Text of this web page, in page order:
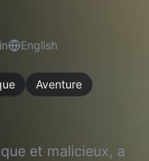
English
Aventure
et malicieux, a